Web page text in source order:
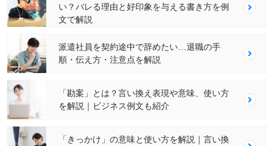
い？バレる理由と好印象を与える書き方を例
文で解説
派遣社員を契約途中で辞めたい…退職の手
順・伝え方・注意点を解説
「勘案」とは？言い換え表現や意味、使い方
を解説｜ビジネス例文も紹介
「きっかけ」の意味と使い方を解説｜言い換